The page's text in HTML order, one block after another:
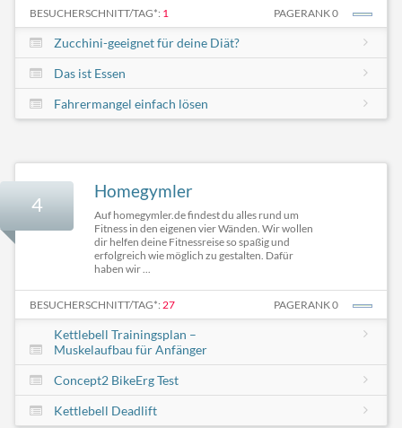
BESUCHERSCHNITT/TAG*: 1 PAGERANK 0
Zucchini-geeignet für deine Diät?
Das ist Essen
Fahrermangel einfach lösen
4
Homegymler
Auf homegymler.de findest du alles rund um
Fitness in den eigenen vier Wänden. Wir wollen
dir helfen deine Fitnessreise so spaßig und
erfolgreich wie möglich zu gestalten. Dafür
haben wir ...
BESUCHERSCHNITT/TAG*: 27 PAGERANK 0
Kettlebell Trainingsplan –
Muskelaufbau für Anfänger
Concept2 BikeErg Test
Kettlebell Deadlift